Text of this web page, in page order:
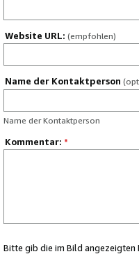
Website URL: (empfohlen)
Name der Kontaktperson
Name der Kontaktperson
Kommentar: *
Bitte gib die im Bild angezeigten